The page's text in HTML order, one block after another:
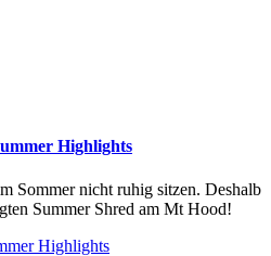
Highlights
Sommer nicht ruhig sitzen. Deshalb
Summer Shred am Mt Hood!
Highlights